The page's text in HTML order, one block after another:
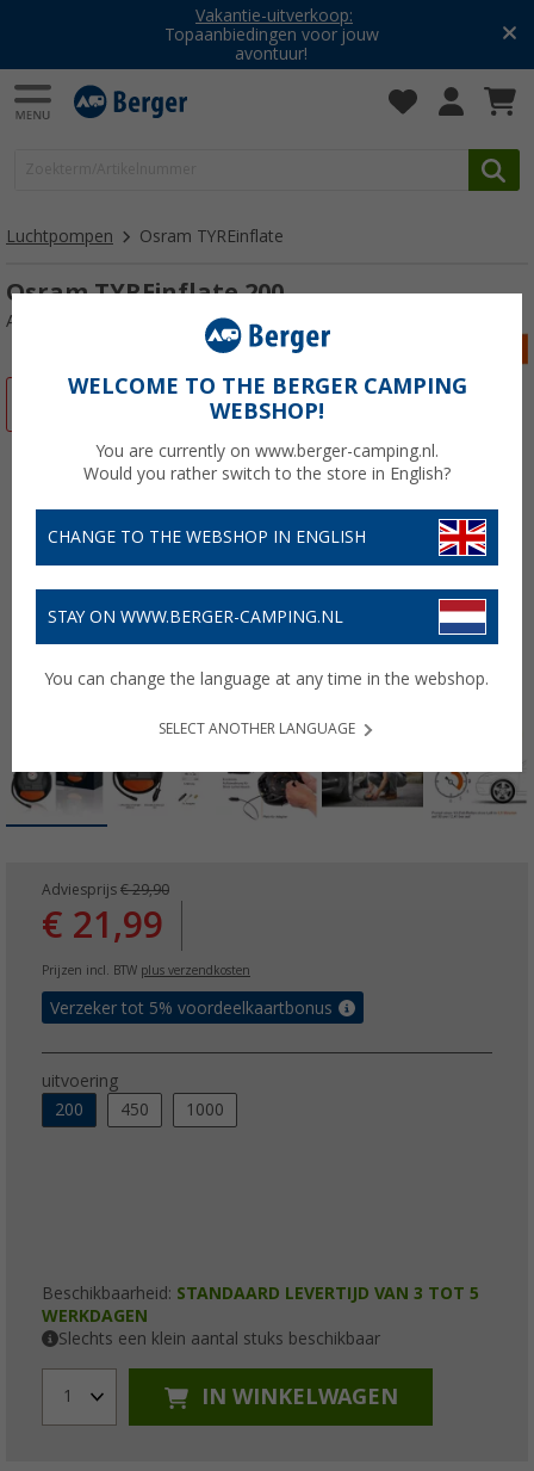
Vakantie-uitverkoop:
Topaanbiedingen voor jouw
avontuur!
Luchtpompen Osram TYREinflate
Osram TYREinflate 200
Artikelnr: 614555
Adviesprijs € 29,90
€ 21,99
Prijzen incl. BTW plus verzendkosten
Verzeker tot 5% voordeelkaartbonus
uitvoering
200
450 1000
Beschikbaarheid: STANDAARD LEVERTIJD VAN 3 TOT 5
WERKDAGEN
Slechts een klein aantal stuks beschikbaar
1 IN WINKELWAGEN
WELCOME TO THE BERGER CAMPING
WEBSHOP!
You are currently on www.berger-camping.nl.
Would you rather switch to the store in English?
CHANGE TO THE WEBSHOP IN ENGLISH
STAY ON WWW.BERGER-CAMPING.NL
You can change the language at any time in the webshop.
SELECT ANOTHER LANGUAGE